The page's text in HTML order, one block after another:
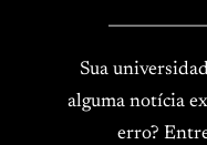
Sua
alguma notícia
erro?